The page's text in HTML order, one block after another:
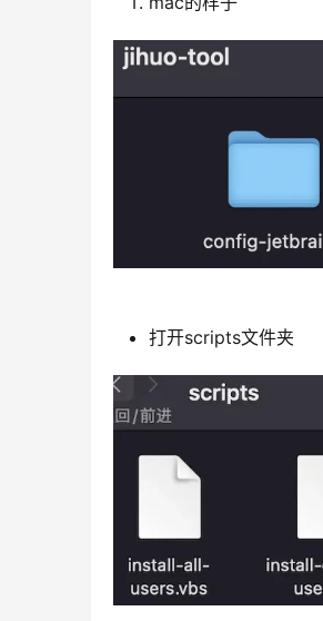
打开scripts文件夹